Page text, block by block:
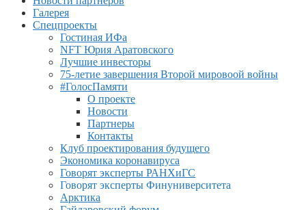
Галерея
Спецпроекты
Гостиная ИФа
NFT Юрия Аратовского
Лучшие инвесторы
75-летие завершения Второй мировоой войны
#ГолосПамяти
О проекте
Новости
Партнеры
Контакты
Клуб проектирования будущего
Экономика коронавируса
Говорят эксперты РАНХиГС
Говорят эксперты Финуниверситета
Арктика